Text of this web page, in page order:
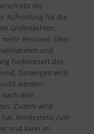
die
Aufrüstung für die
Großmächten.
Personal. Über
und
funktioniert das
Deswegen wird
werden,
dem
Zudem wird
mindestens zum
und kann im